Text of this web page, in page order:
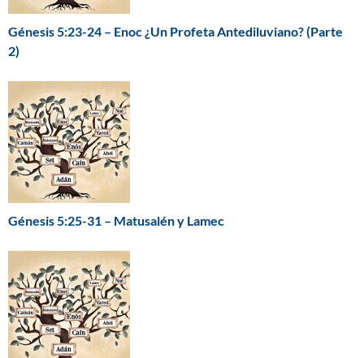
Génesis 5:23-24 – Enoc ¿Un Profeta Antediluviano? (Parte
2)
Génesis 5:25-31 – Matusalén y Lamec